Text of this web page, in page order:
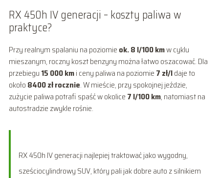
RX 450h IV generacji – koszty paliwa w
praktyce?
Przy realnym spalaniu na poziomie ok. 8 l/100 kmw cyklu
mieszanym, roczny koszt benzyny można łatwo oszacować. Dla
przebiegu 15 000 kmi ceny paliwa na poziomie 7 zł/ldaje to
około 8400 zł rocznie. W mieście, przy spokojnej jeździe,
zużycie paliwa potrafi spaść w okolice 7 l/100 km, natomiast na
autostradzie zwykle rośnie.
RX 450h IV generacji najlepiej traktować jako wygodny,
sześciocylindrowy SUV, który pali jak dobre auto z silnikiem